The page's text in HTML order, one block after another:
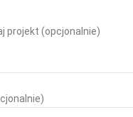
projekt (opcjonalnie)